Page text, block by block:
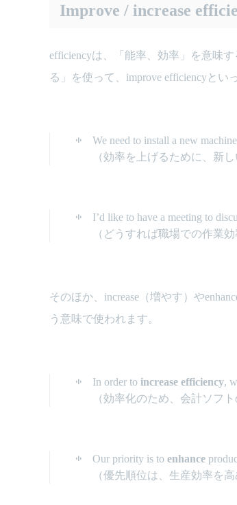
Improve / increase
efficiencyは、「能率、効率」を意味
る」を使って、improve efficiencyとい
We need to install a new
（効率を上げるために、新
I’d like to have a meeting to
（どうすれば職場での作業
そのほか、increase（増やす）や
う意味で使われます。
In order to increase efficiency,
（効率化のため、会計ソフ
Our priority is to enhance
（優先順位は、生産効率を